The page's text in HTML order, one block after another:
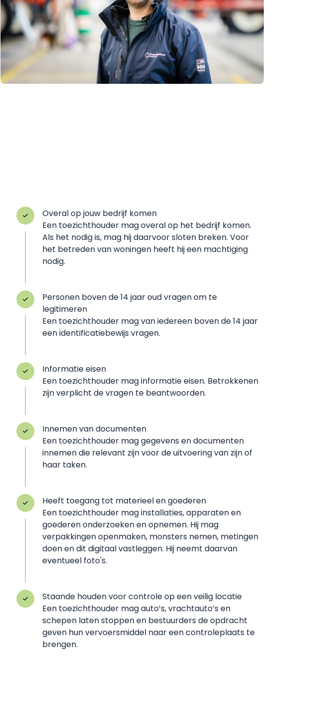
Overal op jouw bedrijf komen
Een toezichthouder mag overal op het bedrijf komen.
Als het nodig is, mag hij daarvoor sloten breken. Voor
het betreden van woningen heeft hij een machtiging
nodig.
Personen boven de 14 jaar oud vragen om te
legitimeren
Een toezichthouder mag van iedereen boven de 14 jaar
een identificatiebewijs vragen.
Informatie eisen
Een toezichthouder mag informatie eisen. Betrokkenen
zijn verplicht de vragen te beantwoorden.
Innemen van documenten
Een toezichthouder mag gegevens en documenten
innemen die relevant zijn voor de uitvoering van zijn of
haar taken.
Heeft toegang tot materieel en goederen
Een toezichthouder mag installaties, apparaten en
goederen onderzoeken en opnemen. Hij mag
verpakkingen openmaken, monsters nemen, metingen
doen en dit digitaal vastleggen. Hij neemt daarvan
eventueel foto's.
Staande houden voor controle op een veilig locatie
Een toezichthouder mag auto’s, vrachtauto’s en
schepen laten stoppen en bestuurders de opdracht
geven hun vervoersmiddel naar een controleplaats te
brengen.